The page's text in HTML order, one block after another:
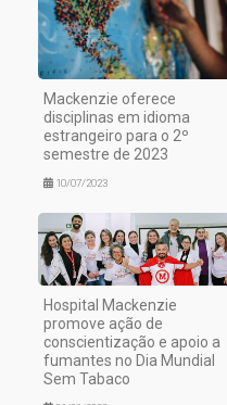
Mackenzie oferece
disciplinas em idioma
estrangeiro para o 2º
semestre de 2023
10/07/2023
Hospital Mackenzie
promove ação de
conscientização e apoio a
fumantes no Dia Mundial
Sem Tabaco